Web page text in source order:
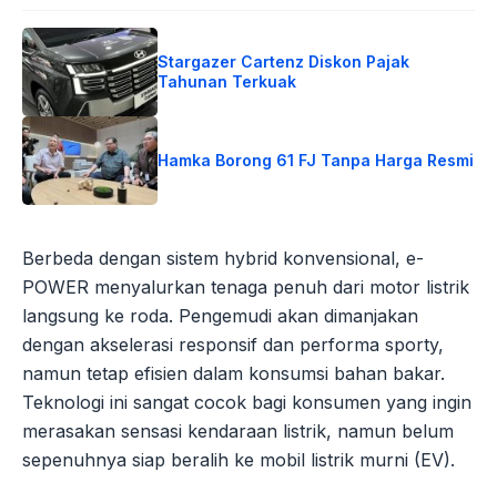
Stargazer Cartenz Diskon Pajak
Tahunan Terkuak
Hamka Borong 61 FJ Tanpa Harga Resmi
Berbeda dengan sistem hybrid konvensional, e-
POWER menyalurkan tenaga penuh dari motor listrik
langsung ke roda. Pengemudi akan dimanjakan
dengan akselerasi responsif dan performa sporty,
namun tetap efisien dalam konsumsi bahan bakar.
Teknologi ini sangat cocok bagi konsumen yang ingin
merasakan sensasi kendaraan listrik, namun belum
sepenuhnya siap beralih ke mobil listrik murni (EV).